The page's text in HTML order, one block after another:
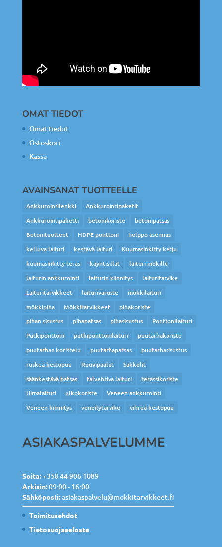
OMAT TIEDOT
Omat tiedot
Ostoskori
Kassa
AVAINSANAT TUOTTEELLE
Ankkurointilenkki
Ankkurointipaketit
Ankkurointipaketti
betonikoriste
betonipatsas
Betonituotteet
HDPE ponttoni
helppo asennus
kelluva laituri
kestävä laituri
Kuumasinkitty ketju
kuumasinkitty teräs
käyntisillat
laituri mökille
laiturin ankkurointi
laiturin kiinnitys
laituritarvike
Laituritarvikkeet
laiturivaruste
mökkilaituri
mökkipiha
Mökkitarvikkeet
pihakoriste
pihan sisustus
pihapatsas pihasisustus
Ponttonilaituri
Putkiponttoni
putkiponttonilaituri
puutarhakoriste
puutarhan koristelu
puutarhapatsas
puutarhasisustus
ruskea kestopuu
Ruuvipaalut
Sakkelit
säänkestävä patsas
talvehtiva laituri
terassikoriste
Uimalaituri
ulkokoriste
Veneen ankkurointi
Veneen kiinnitys
veneilytarvike vihreä kestopuu
ASIAKASPALVELUMME
Soita:+358 44 906 1089
Arkisin:09:00 - 16:00
Sähköposti:asiakaspalvelu@mokkitarvikkeet.fi
Toimitusehdot
Tietosuojaseloste